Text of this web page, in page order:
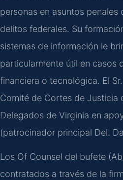
personas en asuntos penales
delitos federales. Su
sistemas de información le
particularmente útil en casos
financiera o tecnológica. El
Comité de Cortes de Justicia
Delegados de Virginia en
(patrocinador principal Del.
Los Of Counsel del bufete
contratados a través de la